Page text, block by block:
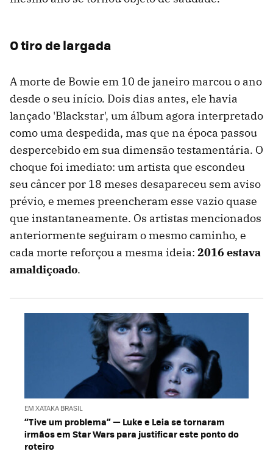
O tiro de largada
A morte de Bowie em 10 de janeiro marcou o ano
desde o seu início. Dois dias antes, ele havia
lançado 'Blackstar', um álbum agora interpretado
como uma despedida, mas que na época passou
despercebido em sua dimensão testamentária. O
choque foi imediato: um artista que escondeu
seu câncer por 18 meses desapareceu sem aviso
prévio, e memes preencheram esse vazio quase
que instantaneamente. Os artistas mencionados
anteriormente seguiram o mesmo caminho, e
cada morte reforçou a mesma ideia: 2016 estava
amaldiçoado.
EM XATAKA BRASIL
“Tive um problema” — Luke e Leia se tornaram
irmãos em Star Wars para justificar este ponto do
roteiro